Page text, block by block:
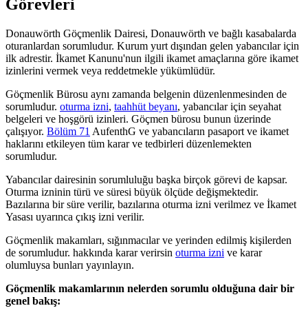
Görevleri
Donauwörth Göçmenlik Dairesi, Donauwörth ve bağlı kasabalarda
oturanlardan sorumludur. Kurum yurt dışından gelen yabancılar için
ilk adrestir. İkamet Kanunu'nun ilgili ikamet amaçlarına göre ikamet
izinlerini vermek veya reddetmekle yükümlüdür.
Göçmenlik Bürosu aynı zamanda belgenin düzenlenmesinden de
sorumludur. oturma izni, taahhüt beyanı, yabancılar için seyahat
belgeleri ve hoşgörü izinleri. Göçmen bürosu bunun üzerinde
çalışıyor. Bölüm 71 AufenthG ve yabancıların pasaport ve ikamet
haklarını etkileyen tüm karar ve tedbirleri düzenlemekten
sorumludur.
Yabancılar dairesinin sorumluluğu başka birçok görevi de kapsar.
Oturma izninin türü ve süresi büyük ölçüde değişmektedir.
Bazılarına bir süre verilir, bazılarına oturma izni verilmez ve İkamet
Yasası uyarınca çıkış izni verilir.
Göçmenlik makamları, sığınmacılar ve yerinden edilmiş kişilerden
de sorumludur. hakkında karar verirsin oturma izni ve karar
olumluysa bunları yayınlayın.
Göçmenlik makamlarının nelerden sorumlu olduğuna dair bir
genel bakış: